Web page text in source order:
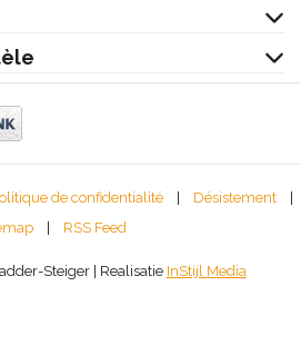
de confidentialité | Désistement
|
| RSS Feed
Steiger | Realisatie InStijl Media